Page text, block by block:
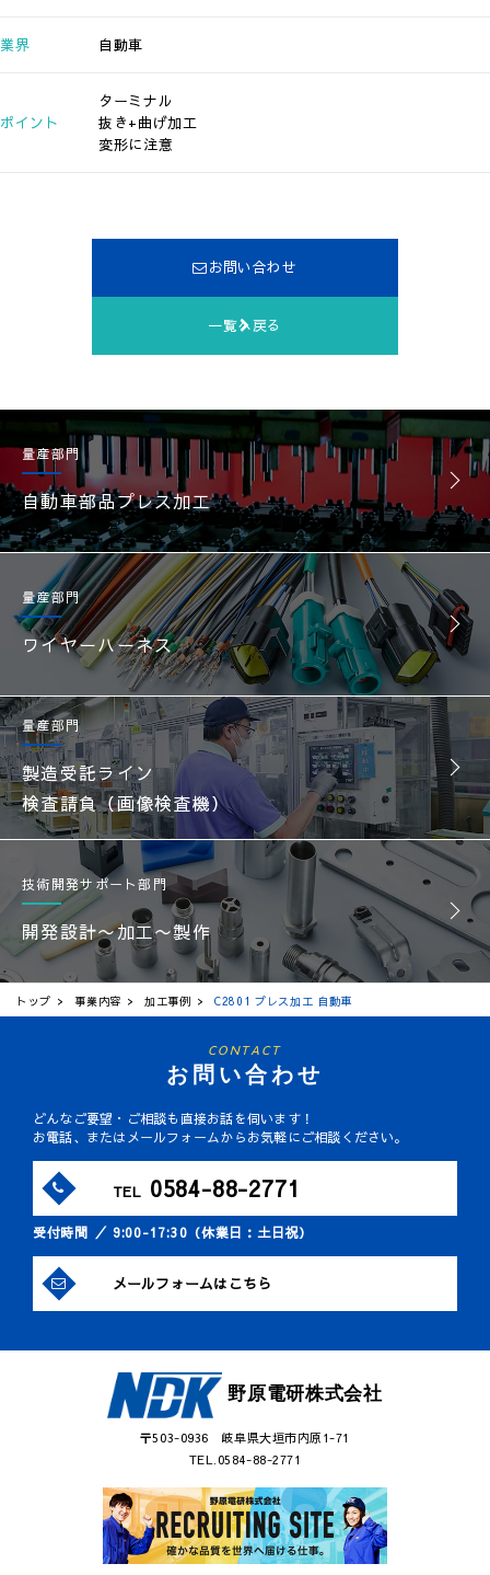
業界 自動車
ポイント
ターミナル
抜き+曲げ加工
変形に注意
お問い合わせ
一覧へ戻る
量産部門
自動車部品プレス加工
量産部門
ワイヤーハーネス
量産部門
製造受託ライン
検査請負（画像検査機）
技術開発サポート部門
開発設計〜加工〜製作
トップ 事業内容 加工事例 C2801 プレス加工 自動車
CONTACT
お問い合わせ
どんなご要望・ご相談も直接お話を伺います！
お電話、またはメールフォームからお気軽にご相談ください。
TEL 0584-88-2771
受付時間 ／ 9:00-17:30（休業日：土日祝）
メールフォームはこちら
野原電研株式会社
〒503-0936 岐阜県大垣市内原1-71
TEL.0584-88-2771